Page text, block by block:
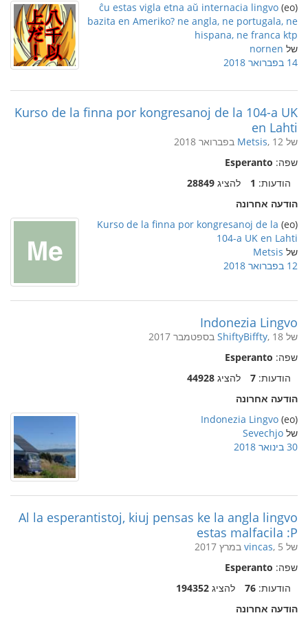
(eo)
ĉu estas vigla etna aŭ internacia lingvo
bazita en Ameriko? ne angla, ne portugala, ne
hispana, ne franca ktp
של nornen
14 בפברואר 2018
Kurso de la finna por kongresanoj de la 104-a UK
en Lahti
של Metsis, 12 בפברואר 2018
שפה: Esperanto
הודעות: 1 להציג 28849
הודעה אחרונה
(eo)
Kurso de la finna por kongresanoj de la
104-a UK en Lahti
של Metsis
12 בפברואר 2018
Indonezia Lingvo
של ShiftyBiffty, 18 בספטמבר 2017
שפה: Esperanto
הודעות: 7 להציג 44928
הודעה אחרונה
(eo)
Indonezia Lingvo
של Sevechjo
30 בינואר 2018
Al la esperantistoj, kiuj pensas ke la angla lingvo
estas malfacila :P
של vincas, 5 במרץ 2017
שפה: Esperanto
הודעות: 76 להציג 194352
הודעה אחרונה